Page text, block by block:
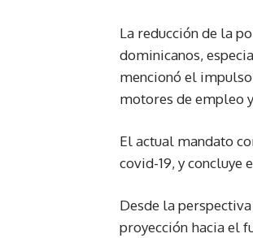
La reducción de la
dominicanos,
mencionó el
motores de empleo
El actual mandato
covid-19, y concluye
Desde la
proyección hacia el